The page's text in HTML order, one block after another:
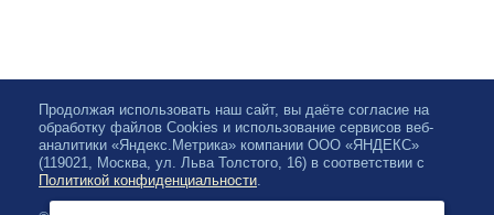
Продолжая использовать наш сайт, вы даёте согласие на
обработку файлов Cookies и использование сервисов веб-
аналитики «Яндекс.Метрика» компании ООО «ЯНДЕКС»
(119021, Москва, ул. Льва Толстого, 16) в соответствии с
Политикой конфиденциальности.